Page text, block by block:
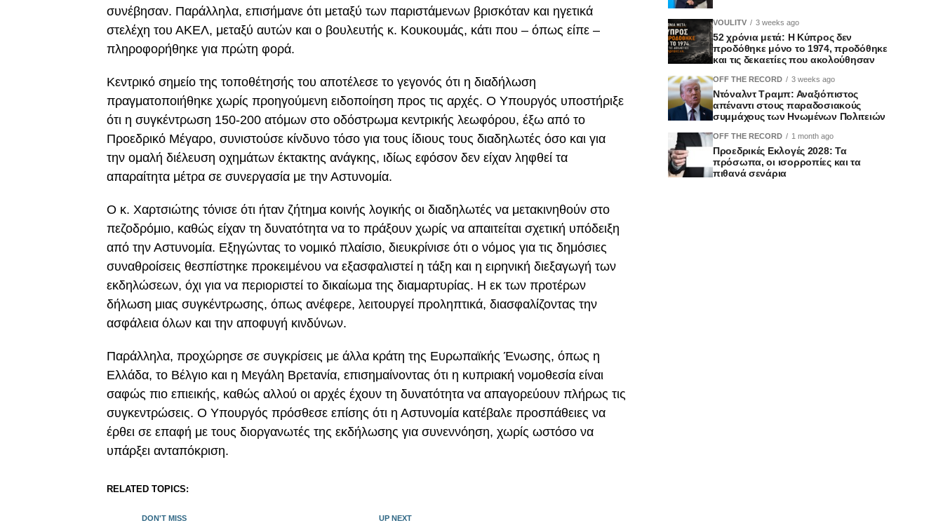
συνέβησαν. Παράλληλα, επισήμανε ότι μεταξύ των παριστάμενων βρισκόταν και ηγετικά
στελέχη του ΑΚΕΛ, μεταξύ αυτών και ο βουλευτής κ. Κουκουμάς, κάτι που – όπως είπε –
πληροφορήθηκε για πρώτη φορά.
Κεντρικό σημείο της τοποθέτησής του αποτέλεσε το γεγονός ότι η διαδήλωση
πραγματοποιήθηκε χωρίς προηγούμενη ειδοποίηση προς τις αρχές. Ο Υπουργός υποστήριξε
ότι η συγκέντρωση 150-200 ατόμων στο οδόστρωμα κεντρικής λεωφόρου, έξω από το
Προεδρικό Μέγαρο, συνιστούσε κίνδυνο τόσο για τους ίδιους τους διαδηλωτές όσο και για
την ομαλή διέλευση οχημάτων έκτακτης ανάγκης, ιδίως εφόσον δεν είχαν ληφθεί τα
απαραίτητα μέτρα σε συνεργασία με την Αστυνομία.
Ο κ. Χαρτσιώτης τόνισε ότι ήταν ζήτημα κοινής λογικής οι διαδηλωτές να μετακινηθούν στο
πεζοδρόμιο, καθώς είχαν τη δυνατότητα να το πράξουν χωρίς να απαιτείται σχετική υπόδειξη
από την Αστυνομία. Εξηγώντας το νομικό πλαίσιο, διευκρίνισε ότι ο νόμος για τις δημόσιες
συναθροίσεις θεσπίστηκε προκειμένου να εξασφαλιστεί η τάξη και η ειρηνική διεξαγωγή των
εκδηλώσεων, όχι για να περιοριστεί το δικαίωμα της διαμαρτυρίας. Η εκ των προτέρων
δήλωση μιας συγκέντρωσης, όπως ανέφερε, λειτουργεί προληπτικά, διασφαλίζοντας την
ασφάλεια όλων και την αποφυγή κινδύνων.
Παράλληλα, προχώρησε σε συγκρίσεις με άλλα κράτη της Ευρωπαϊκής Ένωσης, όπως η
Ελλάδα, το Βέλγιο και η Μεγάλη Βρετανία, επισημαίνοντας ότι η κυπριακή νομοθεσία είναι
σαφώς πιο επιεικής, καθώς αλλού οι αρχές έχουν τη δυνατότητα να απαγορεύουν πλήρως τις
συγκεντρώσεις. Ο Υπουργός πρόσθεσε επίσης ότι η Αστυνομία κατέβαλε προσπάθειες να
έρθει σε επαφή με τους διοργανωτές της εκδήλωσης για συνεννόηση, χωρίς ωστόσο να
υπάρξει ανταπόκριση.
RELATED TOPICS:
UP NEXT
DON'T MISS
VOULITV 3 weeks ago
52 χρόνια μετά: Η Κύπρος δεν
προδόθηκε μόνο το 1974, προδόθηκε
και τις δεκαετίες που ακολούθησαν
OFF THE RECORD 3 weeks ago
Ντόναλντ Τραμπ: Αναξιόπιστος
απέναντι στους παραδοσιακούς
συμμάχους των Ηνωμένων Πολιτειών
OFF THE RECORD 1 month ago
Προεδρικές Εκλογές 2028: Τα
πρόσωπα, οι ισορροπίες και τα
πιθανά σενάρια